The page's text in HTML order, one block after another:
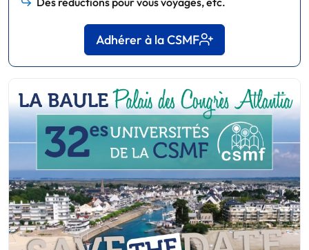
Adhérer à la CSMF